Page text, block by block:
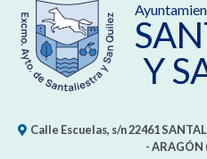
Y
Calle Escuelas, s/n22461
- ARAGÓN